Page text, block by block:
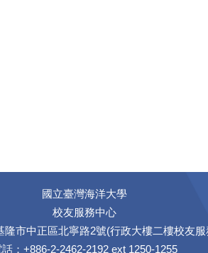
國立臺灣海洋大學
校友服務中心
隆市中正區北寧路2號(行政大樓二樓校友
話：+886-2-2462-2192 ext 1250-1255